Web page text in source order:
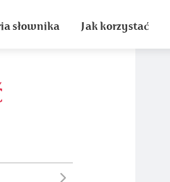
słownika Jak korzystać